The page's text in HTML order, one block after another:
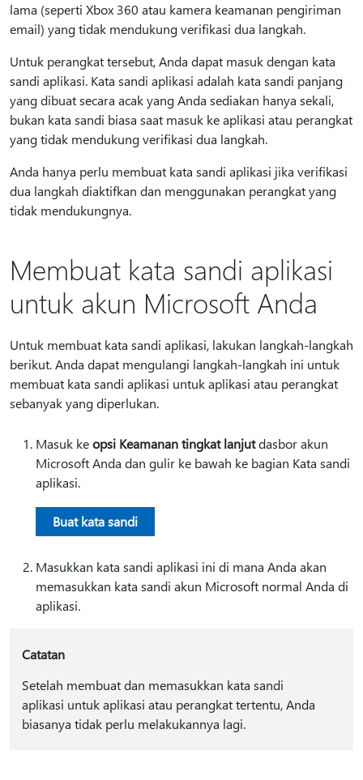
lama (seperti Xbox 360 atau kamera keamanan pengiriman
email) yang tidak mendukung verifikasi dua langkah.
Untuk perangkat tersebut, Anda dapat masuk dengan kata
sandi aplikasi. Kata sandi aplikasi adalah kata sandi panjang
yang dibuat secara acak yang Anda sediakan hanya sekali,
bukan kata sandi biasa saat masuk ke aplikasi atau perangkat
yang tidak mendukung verifikasi dua langkah.
Anda hanya perlu membuat kata sandi aplikasi jika verifikasi
dua langkah diaktifkan dan menggunakan perangkat yang
tidak mendukungnya.
Membuat kata sandi aplikasi
untuk akun Microsoft Anda
Untuk membuat kata sandi aplikasi, lakukan langkah-langkah
berikut. Anda dapat mengulangi langkah-langkah ini untuk
membuat kata sandi aplikasi untuk aplikasi atau perangkat
sebanyak yang diperlukan.
Masuk keopsi Keamanan tingkat lanjutdasbor akun
Microsoft Anda dan gulir ke bawah ke bagian Kata sandi
aplikasi.
Buat kata sandi
Masukkan kata sandi aplikasi ini di mana Anda akan
memasukkan kata sandi akun Microsoft normal Anda di
aplikasi.
Catatan
Setelah membuat dan memasukkan kata sandi
aplikasi untuk aplikasi atau perangkat tertentu, Anda
biasanya tidak perlu melakukannya lagi.